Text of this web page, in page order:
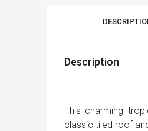
Description
This charming
classic tiled roof